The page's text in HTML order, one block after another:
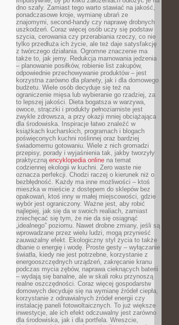
dno szafy. Zamiast tego warto stawiać na jakość,
ponadczasowe kroje, wymianę ubrań ze
znajomymi, second-handy czy naprawę drobnych
uszkodzeń. Coraz więcej osób uczy się podstaw
szycia, cerowania czy przerabiania rzeczy, co nie
tylko przedłuża ich życie, ale też daje satysfakcję
z twórczego działania. Ogromne znaczenie ma
także to, jak jemy. Redukcja marnowania jedzenia
– planowanie posiłków, robienie list zakupów,
odpowiednie przechowywanie produktów – jest
korzystna zarówno dla planety, jak i dla domowego
budżetu. Wiele osób decyduje się też na
ograniczenie mięsa lub wybieranie go rzadziej, za
to lepszej jakości. Dieta bogatsza w warzywa,
owoce, strączki i produkty pełnoziarniste jest
zwykle zdrowsza, a przy okazji mniej obciążająca
dla środowiska. Inspiracje łatwo znaleźć w
książkach kucharskich, programach i blogach
poświęconych kuchni roślinnej oraz bardziej
świadomemu gotowaniu. Wiele z nich gromadzi
przepisy, porady i wyjaśnienia tak, jakby tworzyły
praktyczną encyklopedia online na temat
codziennej ekologii w kuchni. Zero waste nie
oznacza perfekcji. Chodzi raczej o kierunek niż o
bezbłędność. Każdy ma inne możliwości – ktoś
mieszka w mieście z dostępem do sklepów bez
opakowań, ktoś inny w małej miejscowości, gdzie
wybór jest ograniczony. Ważne jest, aby robić
najlepiej, jak się da w swoich realiach, zamiast
zniechęcać się tym, że nie da się osiągnąć
„idealnego” poziomu. Nawet drobne zmiany, jeśli są
wprowadzane przez wielu ludzi, mogą przynieść
zauważalny efekt. Ekologiczny styl życia to także
dbanie o energię i wodę. Proste gesty – wyłączanie
światła, kiedy nie jest potrzebne, korzystanie z
energooszczędnych urządzeń, zakręcanie kranu
podczas mycia zębów, naprawa cieknących baterii
– wydają się banalne, ale w skali roku przynoszą
realne oszczędności. Coraz więcej gospodarstw
domowych decyduje się na wymianę źródeł ciepła,
korzystanie z odnawialnych źródeł energii czy
instalację paneli fotowoltaicznych. To już większe
inwestycje, ale ich efekt odczuwalny jest zarówno
dla środowiska, jak i dla portfela. Wreszcie,